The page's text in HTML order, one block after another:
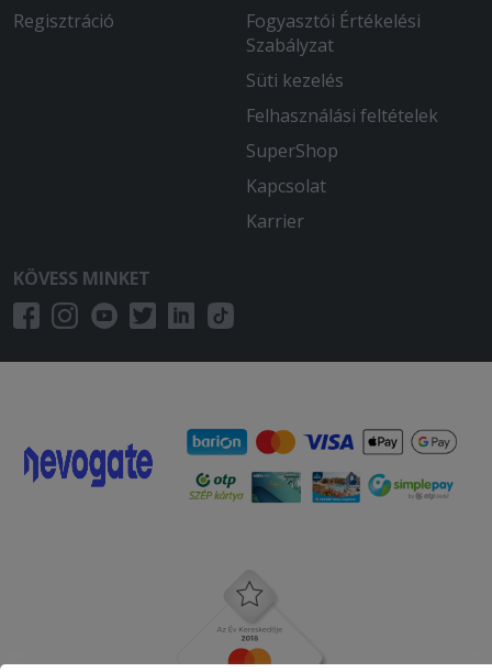
Regisztráció
Fogyasztói Értékelési
Szabályzat
Süti kezelés
Felhasználási feltételek
SuperShop
Kapcsolat
Karrier
KÖVESS MINKET